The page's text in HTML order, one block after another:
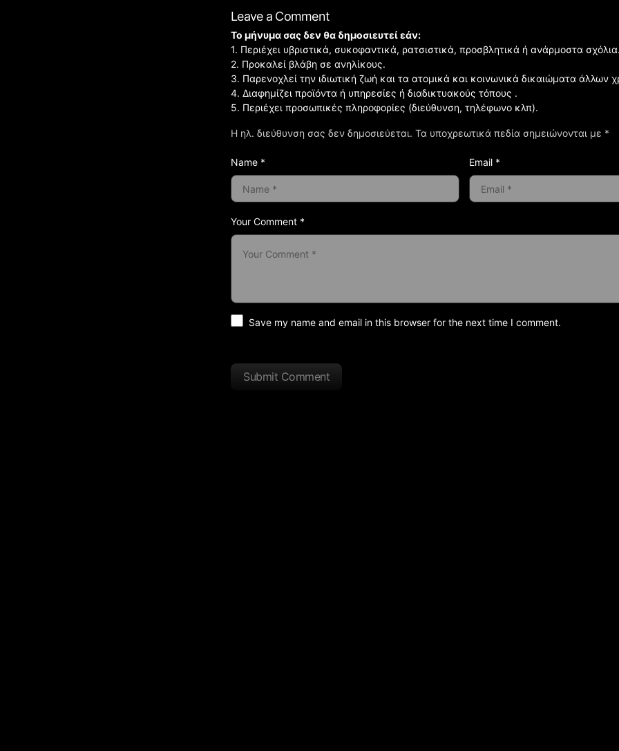
Leave a Comment
Η ηλ. διεύθυνση σας δεν δημοσιεύεται. Τα υποχρεωτικά πεδία σημειώνονται με *
Your Comment *
Το μήνυμα σας δεν θα δημοσιευτεί εάν:
1. Περιέχει υβριστικά, συκοφαντικά, ρατσιστικά, προσβλητικά ή ανάρμοστα σχόλια.
2. Προκαλεί βλάβη σε ανηλίκους.
3. Παρενοχλεί την ιδιωτική ζωή και τα ατομικά και κοινωνικά δικαιώματα άλλων
4. Διαφημίζει προϊόντα ή υπηρεσίες ή διαδικτυακούς τόπους .
5. Περιέχει προσωπικές πληροφορίες (διεύθυνση, τηλέφωνο κλπ).
Name * Email *
Save my name and email in this browser for the next time I comment.
Submit Comment